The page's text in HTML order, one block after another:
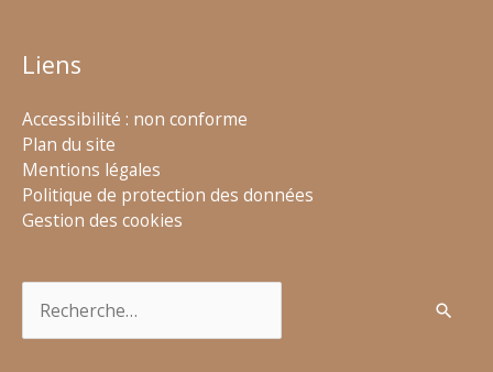
Liens
Accessibilité : non conforme
Plan du site
Mentions légales
Politique de protection des données
Gestion des cookies